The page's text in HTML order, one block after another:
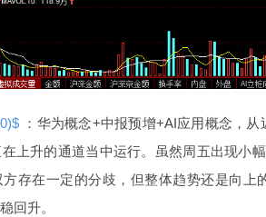
：华为概念+中报预增+AI应用概念，
上升的通道当中运行。虽然周五出现小
存在一定的分歧，但整体趋势还是向上
回升。